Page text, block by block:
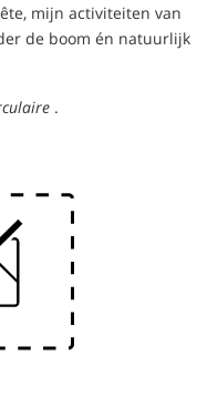
mijn activiteiten van
de boom én natuurlijk
.